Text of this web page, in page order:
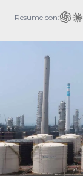
Resume con: